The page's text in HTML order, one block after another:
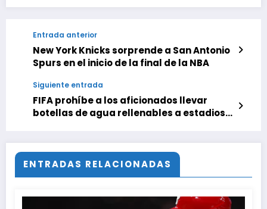
Entrada anterior
New York Knicks sorprende a San Antonio
Spurs en el inicio de la final de la NBA
Siguiente entrada
FIFA prohíbe a los aficionados llevar
botellas de agua rellenables a estadios
ENTRADAS RELACIONADAS